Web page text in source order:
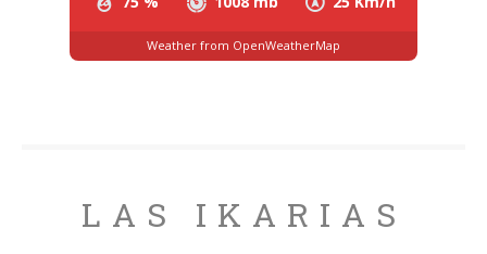
Weather from OpenWeatherMap
LAS IKARIAS